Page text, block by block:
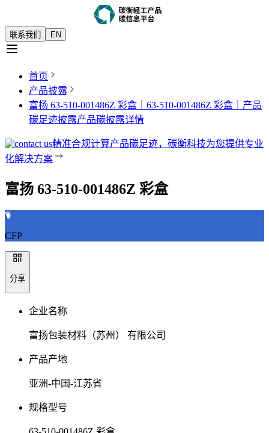
联系我们 EN
首页
产品披露
富扬 63-510-001486Z 彩盒｜63-510-001486Z 彩盒｜产品
碳足迹披露产品碳披露详情
精准合规计算产品碳足迹，碳衡科技为您提供专业
化解决方案
富扬 63-510-001486Z 彩盒
CFP
分享
企业名称
富扬包装材料（苏州） 有限公司
产品产地
亚洲-中国-江苏省
规格型号